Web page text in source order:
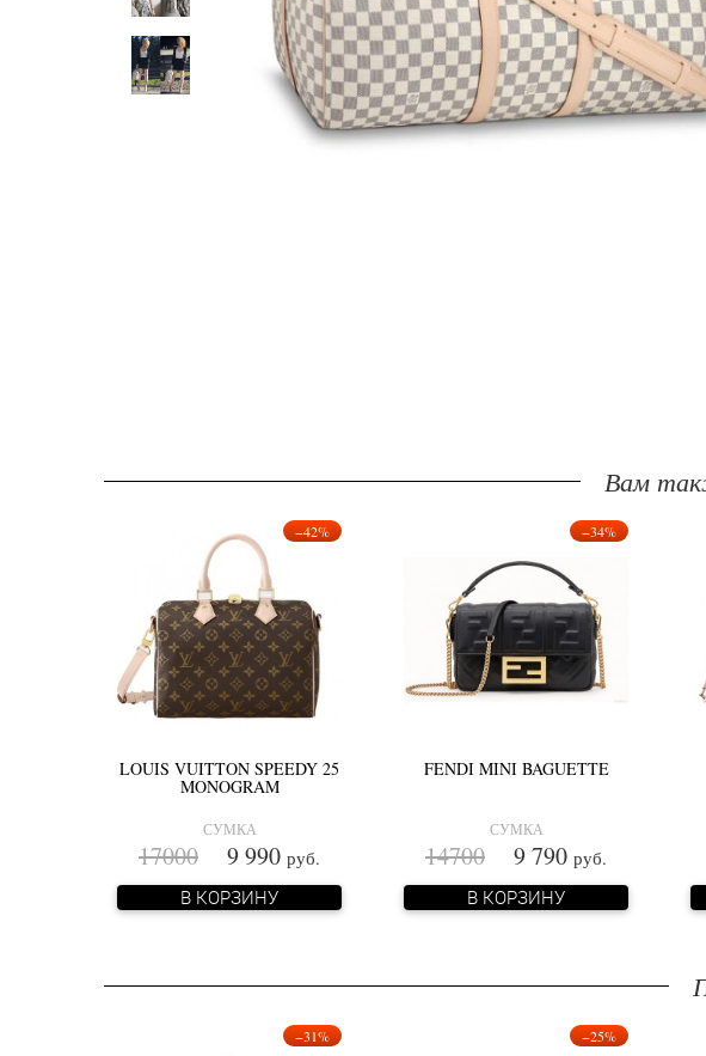
Вам
−42%
LOUIS VUITTON SPEEDY 25
MONOGRAM
СУМКА
17000 9 990 руб.
В КОРЗИНУ
−34%
FENDI MINI BAGUETTE
СУМКА
14700 9 790 руб.
В КОРЗИНУ
−31% −25%